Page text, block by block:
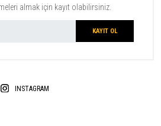
almak için kayıt olabilirsiniz.
INSTAGRAM